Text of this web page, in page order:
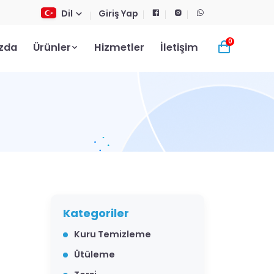
Dil Giriş Yap
Ürünler Hizmetler İletişim 0
Kategoriler
Kuru Temizleme
Ütüleme